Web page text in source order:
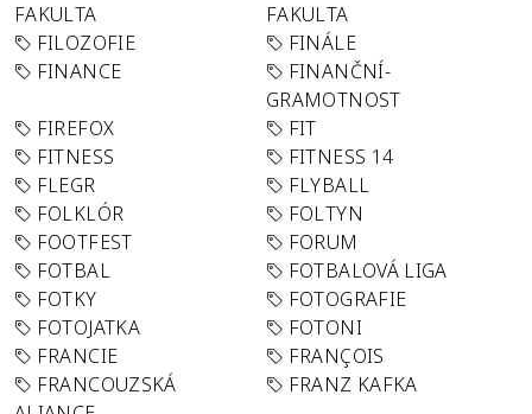
FAKULTA
FAKULTA
FILOZOFIE
FINÁLE
FINANCE
FINANČNÍ-
GRAMOTNOST
FIREFOX
FIT
FITNESS
FITNESS 14
FLEGR
FLYBALL
FOLKLÓR
FOLTYN
FOOTFEST
FORUM
FOTBAL
FOTBALOVÁ LIGA
FOTKY
FOTOGRAFIE
FOTOJATKA
FOTONI
FRANCIE
FRANÇOIS
FRANCOUZSKÁ
FRANZ KAFKA